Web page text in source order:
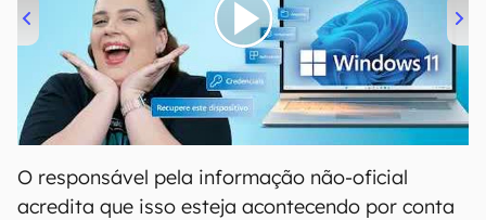
00:00 04:52
O responsável pela informação não-oficial
acredita que isso esteja acontecendo por conta